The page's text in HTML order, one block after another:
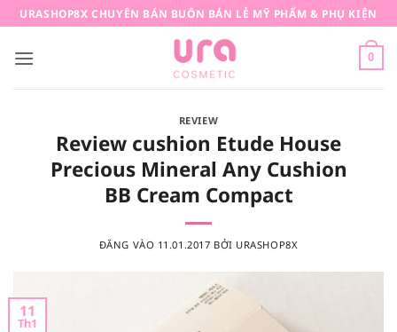
qua
nội
URASHOP8X CHUYÊN BÁN BUÔN BÁN LẺ MỸ PHẨM & PHỤ KIỆN
0
REVIEW
Review cushion Etude House
Precious Mineral Any Cushion
BB Cream Compact
ĐĂNG VÀO 11.01.2017 BỞI URASHOP8X
11
Th1